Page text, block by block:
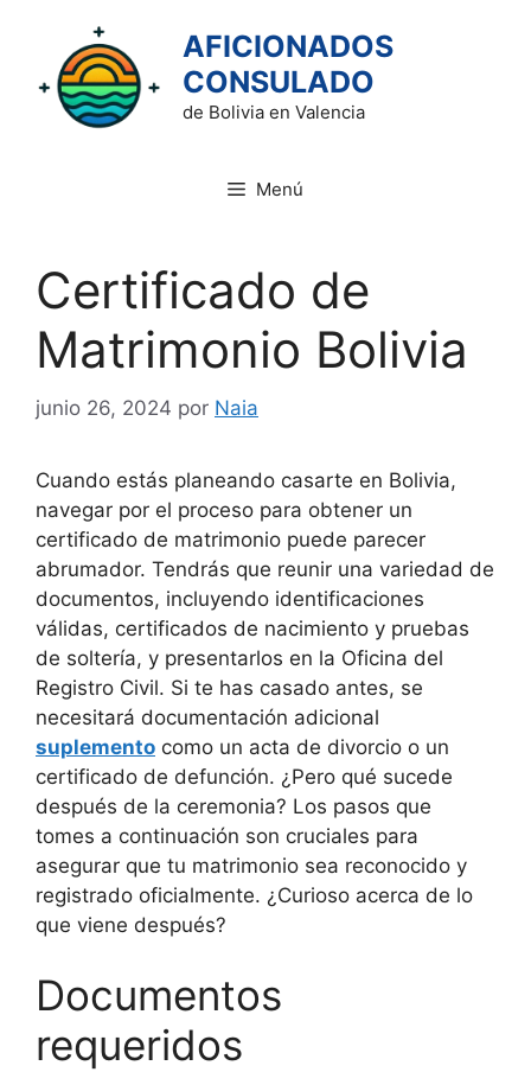
contenido
AFICIONADOS
CONSULADO
de Bolivia en Valencia
Menú
Certificado de
Matrimonio Bolivia
junio 26, 2024 por Naia
Cuando estás planeando casarte en Bolivia,
navegar por el proceso para obtener un
certificado de matrimonio puede parecer
abrumador. Tendrás que reunir una variedad de
documentos, incluyendo identificaciones
válidas, certificados de nacimiento y pruebas
de soltería, y presentarlos en la Oficina del
Registro Civil. Si te has casado antes, se
necesitará documentación adicional
suplemento como un acta de divorcio o un
certificado de defunción. ¿Pero qué sucede
después de la ceremonia? Los pasos que
tomes a continuación son cruciales para
asegurar que tu matrimonio sea reconocido y
registrado oficialmente. ¿Curioso acerca de lo
que viene después?
Documentos
requeridos